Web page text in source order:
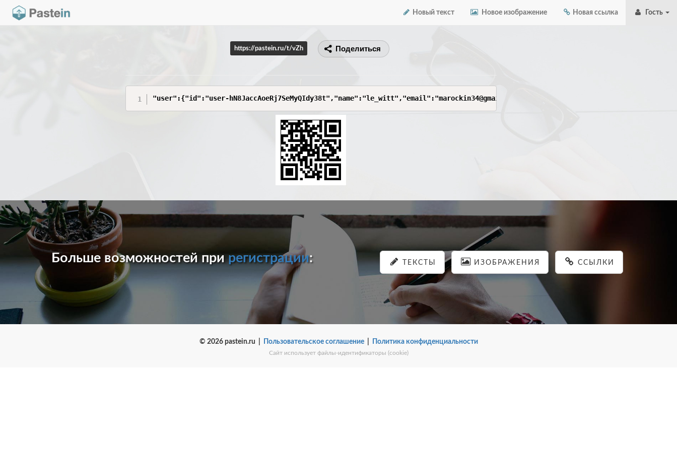
Новый текст Новое изображение Новая ссылка Гость
https://pastein.ru/t/vZh Поделиться
"user":{"id":"user-hN8JaccAoeRj7SeMyQIdy38t","name":"le_witt","email":"marockin34@gmail.com","image":"https://lh3.googleusercontent.com/a/
Больше возможностей прирегистрации: ТЕКСТЫ ИЗОБРАЖЕНИЯ ССЫЛКИ
© 2026 pastein.ru | Пользовательское соглашение| Политика конфиденциальности
Сайт использует файлы-идентификаторы (cookie)